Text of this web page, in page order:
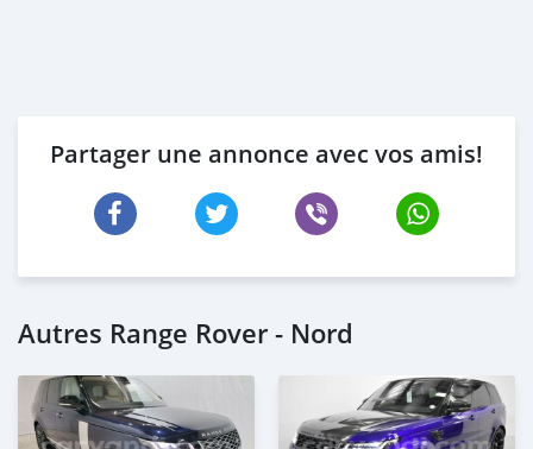
Partager une annonce avec vos amis!
Autres Range Rover - Nord